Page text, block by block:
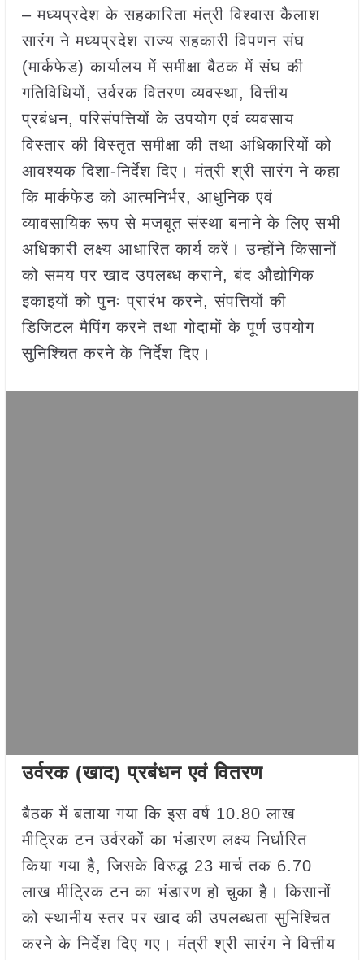
– मध्यप्रदेश के सहकारिता मंत्री विश्वास कैलाश
सारंग ने मध्यप्रदेश राज्य सहकारी विपणन संघ
(मार्कफेड) कार्यालय में समीक्षा बैठक में संघ की
गतिविधियों, उर्वरक वितरण व्यवस्था, वित्तीय
प्रबंधन, परिसंपत्तियों के उपयोग एवं व्यवसाय
विस्तार की विस्तृत समीक्षा की तथा अधिकारियों को
आवश्यक दिशा-निर्देश दिए। मंत्री श्री सारंग ने कहा
कि मार्कफेड को आत्मनिर्भर, आधुनिक एवं
व्यावसायिक रूप से मजबूत संस्था बनाने के लिए सभी
अधिकारी लक्ष्य आधारित कार्य करें। उन्होंने किसानों
को समय पर खाद उपलब्ध कराने, बंद औद्योगिक
इकाइयों को पुनः प्रारंभ करने, संपत्तियों की
डिजिटल मैपिंग करने तथा गोदामों के पूर्ण उपयोग
सुनिश्चित करने के निर्देश दिए।
उर्वरक (खाद) प्रबंधन एवं वितरण
बैठक में बताया गया कि इस वर्ष 10.80 लाख
मीट्रिक टन उर्वरकों का भंडारण लक्ष्य निर्धारित
किया गया है, जिसके विरुद्ध 23 मार्च तक 6.70
लाख मीट्रिक टन का भंडारण हो चुका है। किसानों
को स्थानीय स्तर पर खाद की उपलब्धता सुनिश्चित
करने के निर्देश दिए गए। मंत्री श्री सारंग ने वित्तीय